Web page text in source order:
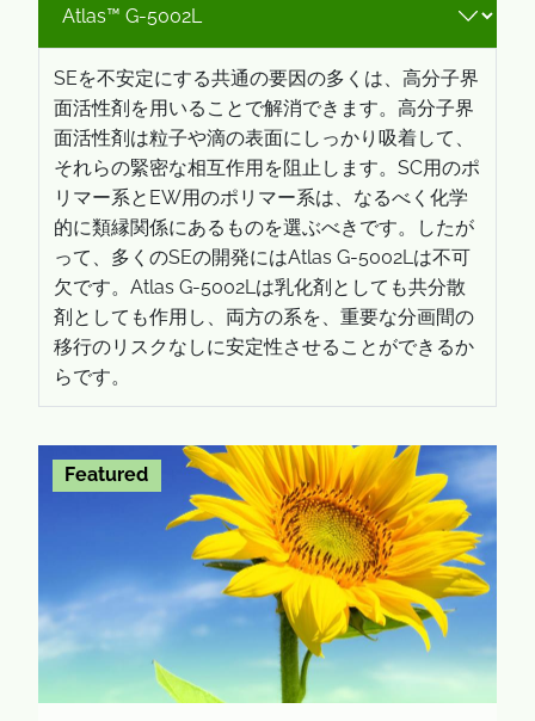
SEを不安定にする共通の要因の多くは、高分子界
面活性剤を用いることで解消できます。高分子界
面活性剤は粒子や滴の表面にしっかり吸着して、
それらの緊密な相互作用を阻止します。SC用のポ
リマー系とEW用のポリマー系は、なるべく化学
的に類縁関係にあるものを選ぶべきです。したが
って、多くのSEの開発にはAtlas G-5002Lは不可
欠です。Atlas G-5002Lは乳化剤としても共分散
剤としても作用し、両方の系を、重要な分画間の
移行のリスクなしに安定性させることができるか
らです。
Featured